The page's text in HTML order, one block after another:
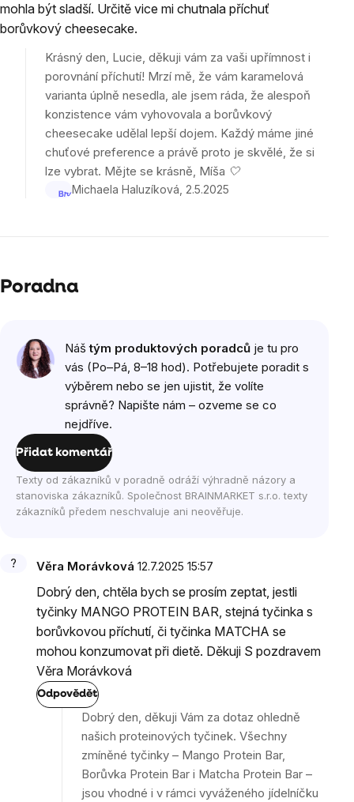
5
z
hvězdiček.
mohla být sladší. Určitě vice mi chutnala příchuť
borůvkový cheesecake.
Michaela Haluzíková 2.5.2025
Krásný den, Lucie, děkuji vám za vaši upřímnost i
porovnání příchutí! Mrzí mě, že vám karamelová
varianta úplně nesedla, ale jsem ráda, že alespoň
konzistence vám vyhovovala a borůvkový
cheesecake udělal lepší dojem. Každý máme jiné
chuťové preference a právě proto je skvělé, že si
lze vybrat. Mějte se krásně, Míša 🤍
Poradna
diskuzí
Náštým produktových poradců je tu pro
vás (Po–Pá, 8–18 hod). Potřebujete poradit s
výběrem nebo se jen ujistit, že volíte
správně? Napište nám – ozveme se co
nejdříve.
Přidat komentář
Texty od zákazníků v poradně odráží výhradně názory a
stanoviska zákazníků. Společnost BRAINMARKET s.r.o. texty
zákazníků předem neschvaluje ani neověřuje.
Věra Morávková 12.7.2025 15:57
Dobrý den, chtěla bych se prosím zeptat, jestli
tyčinky MANGO PROTEIN BAR, stejná tyčinka s
borůvkovou příchutí, či tyčinka MATCHA se
mohou konzumovat při dietě. Děkuji S pozdravem
Věra Morávková
Odpovědět
Dobrý den, děkuji Vám za dotaz ohledně
našich proteinových tyčinek. Všechny
zmíněné tyčinky – Mango Protein Bar,
Borůvka Protein Bar i Matcha Protein Bar –
jsou vhodné i v rámci vyváženého jídelníčku